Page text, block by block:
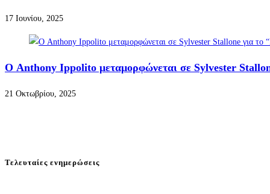
17 Ιουνίου, 2025
Ο Anthony Ippolito μεταμορφώνεται σε Sylvester
21 Οκτωβρίου, 2025
Τελευταίες ενημερώσεις